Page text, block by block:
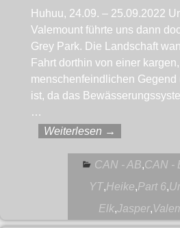
Huhuu, 24.09. – 25.09.2022
Valemount führte uns dann
Grey Park. Die Landschaft
Fahrt dorthin von einer kargen,
menschenfeindlichen
ist, da das
…
Weiterlesen →
CAN - AB,CAN -
YT,Heike,Part 6,
Elk,Jasper,